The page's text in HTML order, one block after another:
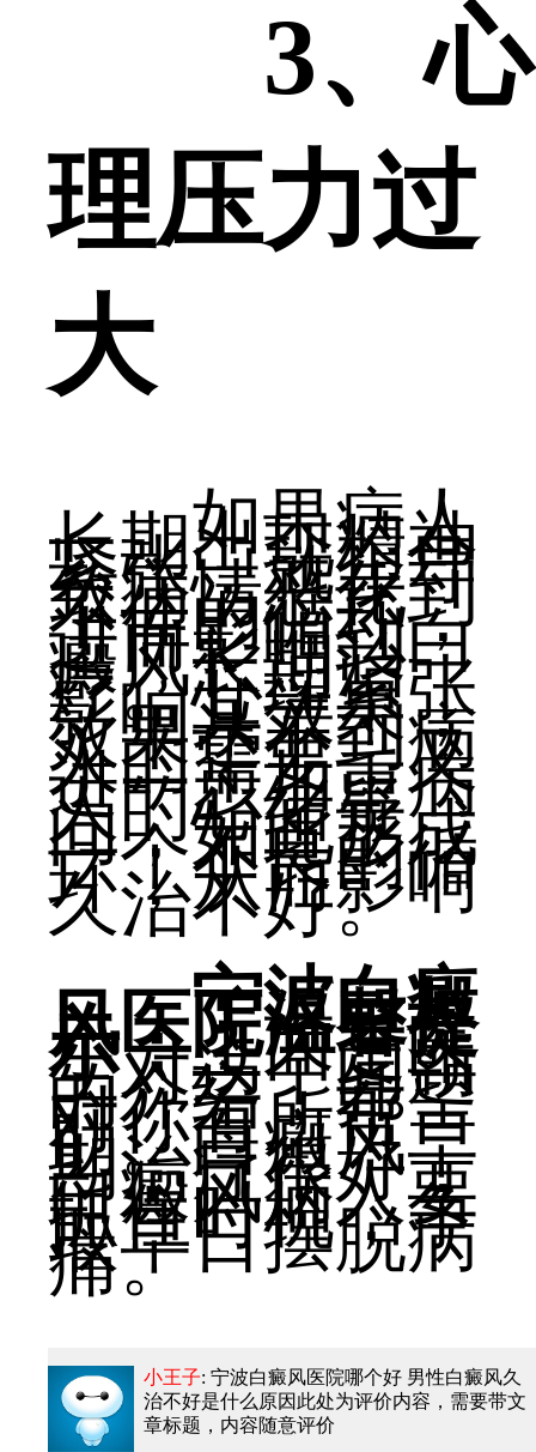
3、心
理压力过
大
如果病人
长期出现精神
紧张，就会导
致病情恶化到
不佳的循环，
进而影响到白
癜风长期治
疗。心理紧张
影响其效果，
效果达不到病
人的需要，又
进一步加重病
人的心绪疑
问，如此形成
一个不良的循
环，从而影响
久治不好。
宁波白癜
风医院温馨提
示：上面是医
生对这个问题
的介绍，希望
对你有所帮
助。白癜风早
期治疗很好，
白癜风病人要
抓住时机，争
取早日摆脱病
痛。
小王子: 宁波白癜风医院哪个好 男性白癜风久
治不好是什么原因 此处为评价内容，需要带文
章标题，内容随意评价